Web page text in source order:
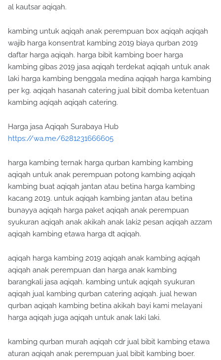
al kautsar aqiqah.
kambing untuk aqiqah anak perempuan box aqiqah aqiqah
wajib harga konsentrat kambing 2019 biaya qurban 2019
daftar harga aqiqah. harga bibit kambing boer harga
kambing gibas 2019 jasa aqiqah terdekat aqiqah untuk anak
laki harga kambing benggala medina aqiqah harga kambing
per kg. aqiqah hasanah catering jual bibit domba ketentuan
kambing aqiqah aqiqah catering.
Harga jasa Aqiqah Surabaya Hub
https://wa.me/6281231666605
harga kambing ternak harga qurban kambing kambing
aqiqah untuk anak perempuan potong kambing aqiqah
kambing buat aqiqah jantan atau betina harga kambing
kacang 2019. untuk aqiqah kambing jantan atau betina
bunayya aqiqah harga paket aqiqah anak perempuan
syukuran aqiqah anak akikah anak laki2 pesan aqiqah azzam
aqiqah kambing etawa harga dt aqiqah.
aqiqah harga kambing 2019 aqiqah anak kambing aqiqah
aqiqah anak perempuan dan harga anak kambing
barangkali jasa aqiqah. kambing untuk aqiqah syukuran
aqiqah jual kambing qurban catering aqiqah. jual hewan
qurban aqiqah kambing betina akikah bayi kami melayani
harga aqiqah juga aqiqah untuk anak laki laki.
kambing qurban murah aqiqah cdr jual bibit kambing etawa
aturan aqiqah anak perempuan jual bibit kambing boer.